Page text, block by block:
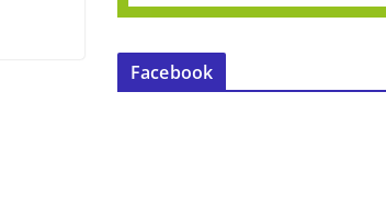
Facebook